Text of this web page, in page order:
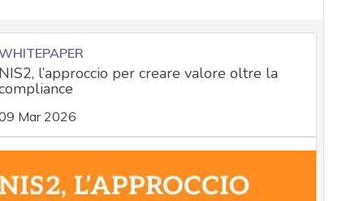
NIS2, l’approccio per creare valore oltre la
Mar 2026